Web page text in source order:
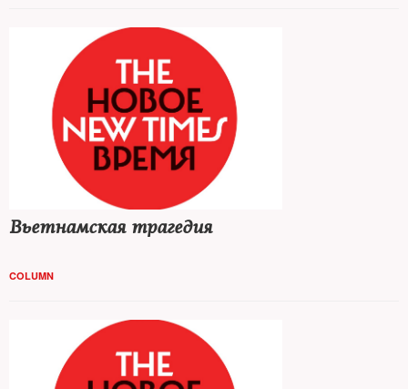
Вьетнамская трагедия
COLUMN